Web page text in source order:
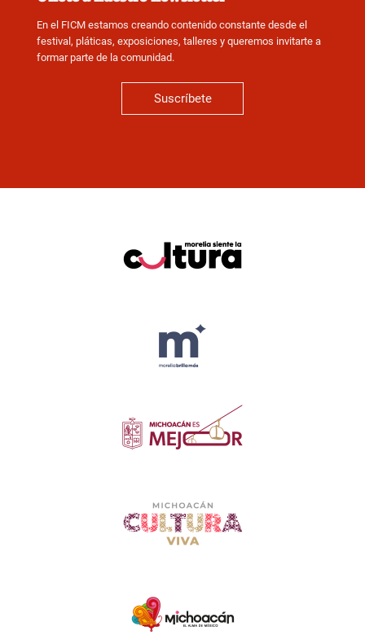
En el FICM estamos creando contenido constante desde el
festival, pláticas, exposiciones, talleres y queremos invitarte a
formar parte de la comunidad.
Suscríbete